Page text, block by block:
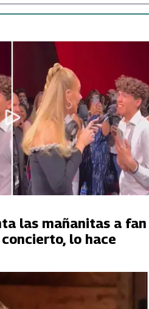
las mañanitas a fan
lo hace